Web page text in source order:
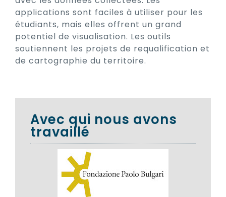
applications sont faciles à utiliser pour les
étudiants, mais elles offrent un grand
potentiel de visualisation. Les outils
soutiennent les projets de requalification et
de cartographie du territoire.
Avec qui nous avons
travaillé